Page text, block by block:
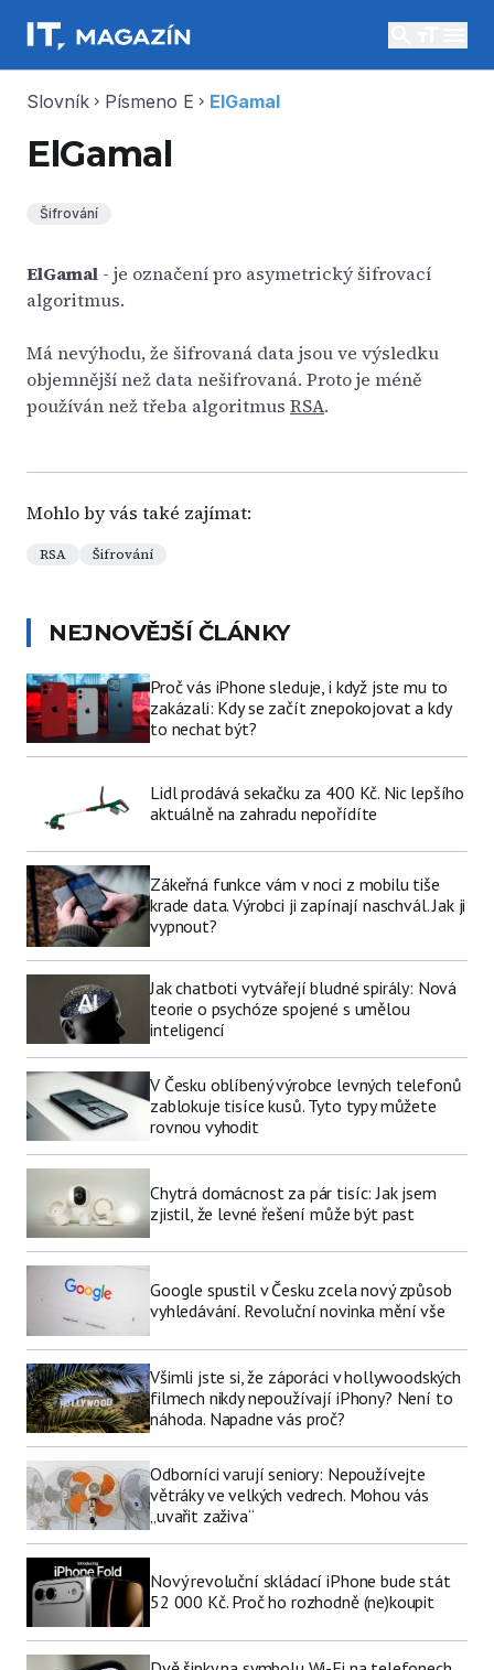
Slovník chevron_right Písmeno E chevron_right ElGamal
ElGamal
Šifrování
ElGamal - je označení pro asymetrický šifrovací
algoritmus.
Má nevýhodu, že šifrovaná data jsou ve výsledku
objemnější než data nešifrovaná. Proto je méně
používán než třeba algoritmus RSA.
Mohlo by vás také zajímat:
RSA Šifrování
NEJNOVĚJŠÍ ČLÁNKY
Proč vás iPhone sleduje, i když jste mu to
zakázali: Kdy se začít znepokojovat a kdy
to nechat být?
Lidl prodává sekačku za 400 Kč. Nic lepšího
aktuálně na zahradu nepořídíte
Zákeřná funkce vám v noci z mobilu tiše
krade data. Výrobci ji zapínají naschvál. Jak ji
vypnout?
Jak chatboti vytvářejí bludné spirály: Nová
teorie o psychóze spojené s umělou
inteligencí
V Česku oblíbený výrobce levných telefonů
zablokuje tisíce kusů. Tyto typy můžete
rovnou vyhodit
Chytrá domácnost za pár tisíc: Jak jsem
zjistil, že levné řešení může být past
Google spustil v Česku zcela nový způsob
vyhledávání. Revoluční novinka mění vše
Všimli jste si, že záporáci v hollywoodských
filmech nikdy nepoužívají iPhony? Není to
náhoda. Napadne vás proč?
Odborníci varují seniory: Nepoužívejte
větráky ve velkých vedrech. Mohou vás
„uvařit zaživa“
Nový revoluční skládací iPhone bude stát
52 000 Kč. Proč ho rozhodně (ne)koupit